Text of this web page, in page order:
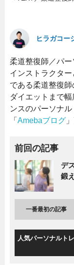
ヒラガコー
柔道整復師／パ
インストラクタ
である柔道整復
ダイエットまで
ンスのパーソナ
「 Amebaブログ
前回の記事
デ
鍛
一番最初の記事
人気パーソナルト